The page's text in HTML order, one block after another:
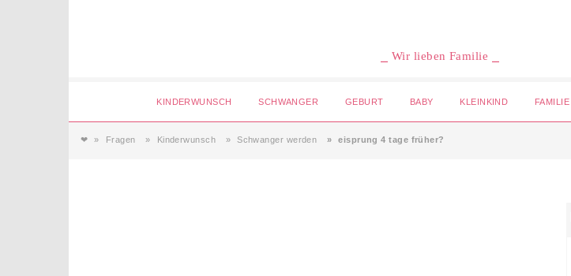
⎯ Wir lieben Familie ⎯
KINDERWUNSCH SCHWANGER GEBURT BABY KLEINKIND FAMILIE
❤ Fragen Kinderwunsch Schwanger werden eisprung 4 tage früher?